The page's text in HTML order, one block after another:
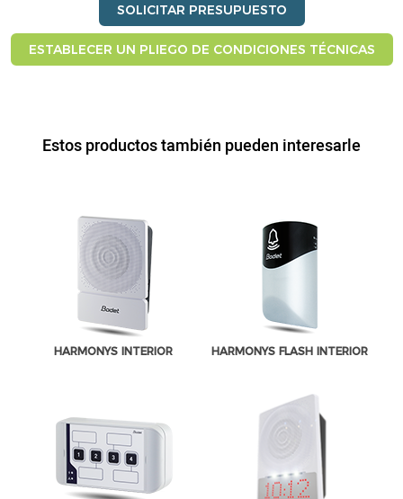
SOLICITAR PRESUPUESTO
ESTABLECER UN PLIEGO DE CONDICIONES TÉCNICAS
Estos productos también pueden interesarle
HARMONYS INTERIOR HARMONYS FLASH INTERIOR